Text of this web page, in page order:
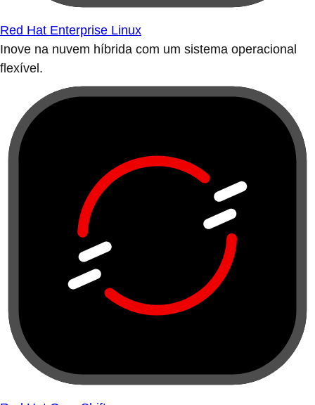
Red Hat Enterprise Linux
Inove na nuvem híbrida com um sistema operacional
flexível.